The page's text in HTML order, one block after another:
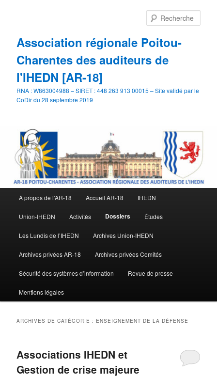
Association régionale Poitou-
Charentes des auditeurs de
l'IHEDN [AR-18]
RNA : W863004988 – SIRET : 448 263 913 00015 – Site validé par le
CoDir du 28 septembre 2019
principal
À propos de l’AR-18 Accueil AR-18 IHEDN
Union-IHEDN Activités Dossiers Études
Les Lundis de l’IHEDN Archives Union-IHEDN
Archives privées AR-18 Archives privées Comités
Sécurité des systèmes d’information Revue de presse
Mentions légales
ARCHIVES DE CATÉGORIE : ENSEIGNEMENT DE LA DÉFENSE
Associations IHEDN et
Gestion de crise majeure